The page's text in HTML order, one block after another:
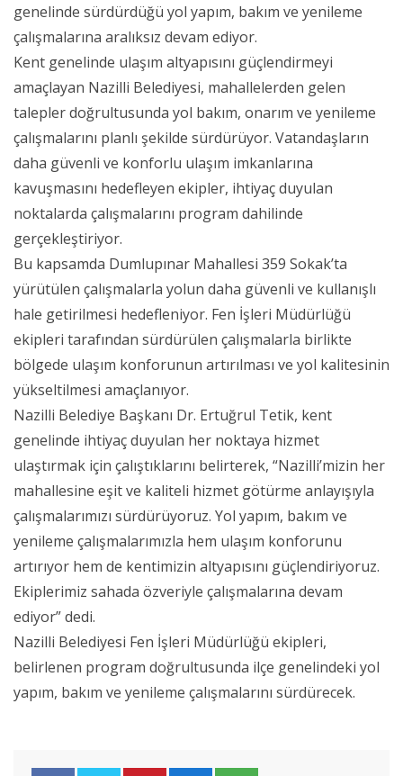
genelinde sürdürdüğü yol yapım, bakım ve yenileme
çalışmalarına aralıksız devam ediyor.
Kent genelinde ulaşım altyapısını güçlendirmeyi
amaçlayan Nazilli Belediyesi, mahallelerden gelen
talepler doğrultusunda yol bakım, onarım ve yenileme
çalışmalarını planlı şekilde sürdürüyor. Vatandaşların
daha güvenli ve konforlu ulaşım imkanlarına
kavuşmasını hedefleyen ekipler, ihtiyaç duyulan
noktalarda çalışmalarını program dahilinde
gerçekleştiriyor.
Bu kapsamda Dumlupınar Mahallesi 359 Sokak’ta
yürütülen çalışmalarla yolun daha güvenli ve kullanışlı
hale getirilmesi hedefleniyor. Fen İşleri Müdürlüğü
ekipleri tarafından sürdürülen çalışmalarla birlikte
bölgede ulaşım konforunun artırılması ve yol kalitesinin
yükseltilmesi amaçlanıyor.
Nazilli Belediye Başkanı Dr. Ertuğrul Tetik, kent
genelinde ihtiyaç duyulan her noktaya hizmet
ulaştırmak için çalıştıklarını belirterek, “Nazilli’mizin her
mahallesine eşit ve kaliteli hizmet götürme anlayışıyla
çalışmalarımızı sürdürüyoruz. Yol yapım, bakım ve
yenileme çalışmalarımızla hem ulaşım konforunu
artırıyor hem de kentimizin altyapısını güçlendiriyoruz.
Ekiplerimiz sahada özveriyle çalışmalarına devam
ediyor” dedi.
Nazilli Belediyesi Fen İşleri Müdürlüğü ekipleri,
belirlenen program doğrultusunda ilçe genelindeki yol
yapım, bakım ve yenileme çalışmalarını sürdürecek.